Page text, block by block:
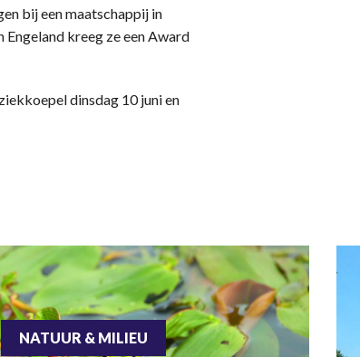
bij een maatschappij in
kreeg ze een Award
dinsdag 10 juni en
NATUUR & MILIEU